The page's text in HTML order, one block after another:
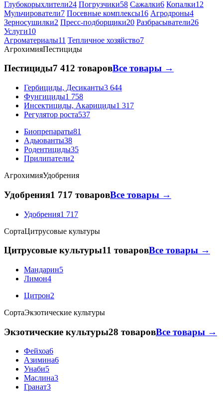
Глубокорыхлители24 Погрузчики58 Сажалки6 Копалки12
Мульчирователи7 Посевные комплексы16 Агродроны4
Зерносушилки2 Пресс-подборщики20 Разбрасыватели26
Услуги10
Агроматериалы11 Тепличное хозяйство7
АгрохимияПестициды
Пестициды7 412 товаровВсе товары →
Гербициды, Десиканты3 644
Фунгициды1 758
Инсектициды, Акарициды1 317
Регулятор роста537
Биопрепараты81
Адьюванты38
Родентициды35
Прилипатели2
АгрохимияУдобрения
Удобрения1 717 товаровВсе товары →
Удобрения1 717
СортаЦитрусовые культуры
Цитрусовые культуры11 товаровВсе товары →
Мандарин5
Лимон4
Цитрон2
СортаЭкзотические культуры
Экзотические культуры28 товаровВсе товары →
Фейхоа6
Азимина6
Унаби5
Маслина3
Гранат3